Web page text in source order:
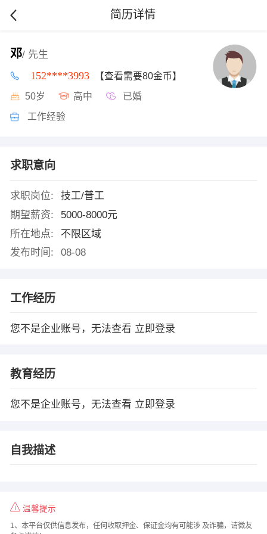
简历详情
邓/ 先生
152****3993 【查看需要80金币】
50岁 高中 已婚
工作经验
求职意向
求职岗位:
技工/普工
期望薪资:
5000-8000元
所在地点:
不限区域
发布时间:
08-08
工作经历
您不是企业账号，无法查看 立即登录
教育经历
您不是企业账号，无法查看 立即登录
自我描述
温馨提示
1、本平台仅供信息发布，任何收取押金、保证金均有可能涉 及诈骗，请微友